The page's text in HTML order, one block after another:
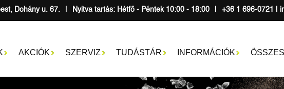
Dohány u. 67. Nyitva tartás: Hétfő - Péntek 10:00 - 18:00 +36 1 696-0721 |
AKCIÓK SZERVIZ TUDÁSTÁR INFORMÁCIÓK